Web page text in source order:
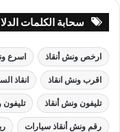
سحابة الكلمات
ارخص ونش أنقاذ اسرع
اقرب ونش انقاذ انقاذ
تليفون ونش أنقاذ
رقم ونش أنقاذ سيارات